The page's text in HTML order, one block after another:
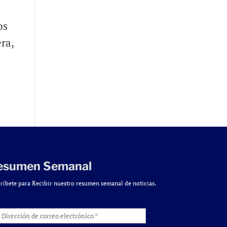
Semanal
para Recibir nuestro resumen semanal de noticias.